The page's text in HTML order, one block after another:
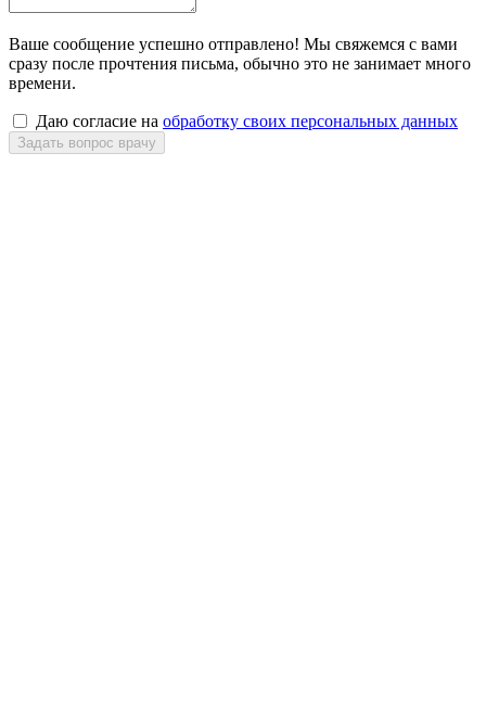
Ваше сообщение успешно отправлено! Мы свяжемся с вами
сразу после прочтения письма, обычно это не занимает много
времени.
Даю согласие на обработку своих персональных данных